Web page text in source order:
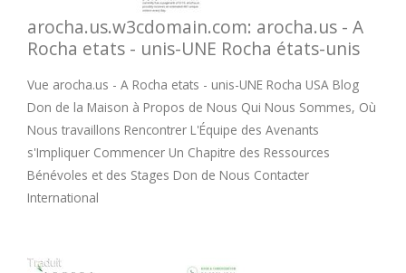
arocha.us.w3cdomain.com: arocha.us - A
Rocha etats - unis-UNE Rocha états-unis
Vue arocha.us - A Rocha etats - unis-UNE Rocha USA Blog
Don de la Maison à Propos de Nous Qui Nous Sommes, Où
Nous travaillons Rencontrer L'Équipe des Avenants
s'Impliquer Commencer Un Chapitre des Ressources
Bénévoles et des Stages Don de Nous Contacter
International